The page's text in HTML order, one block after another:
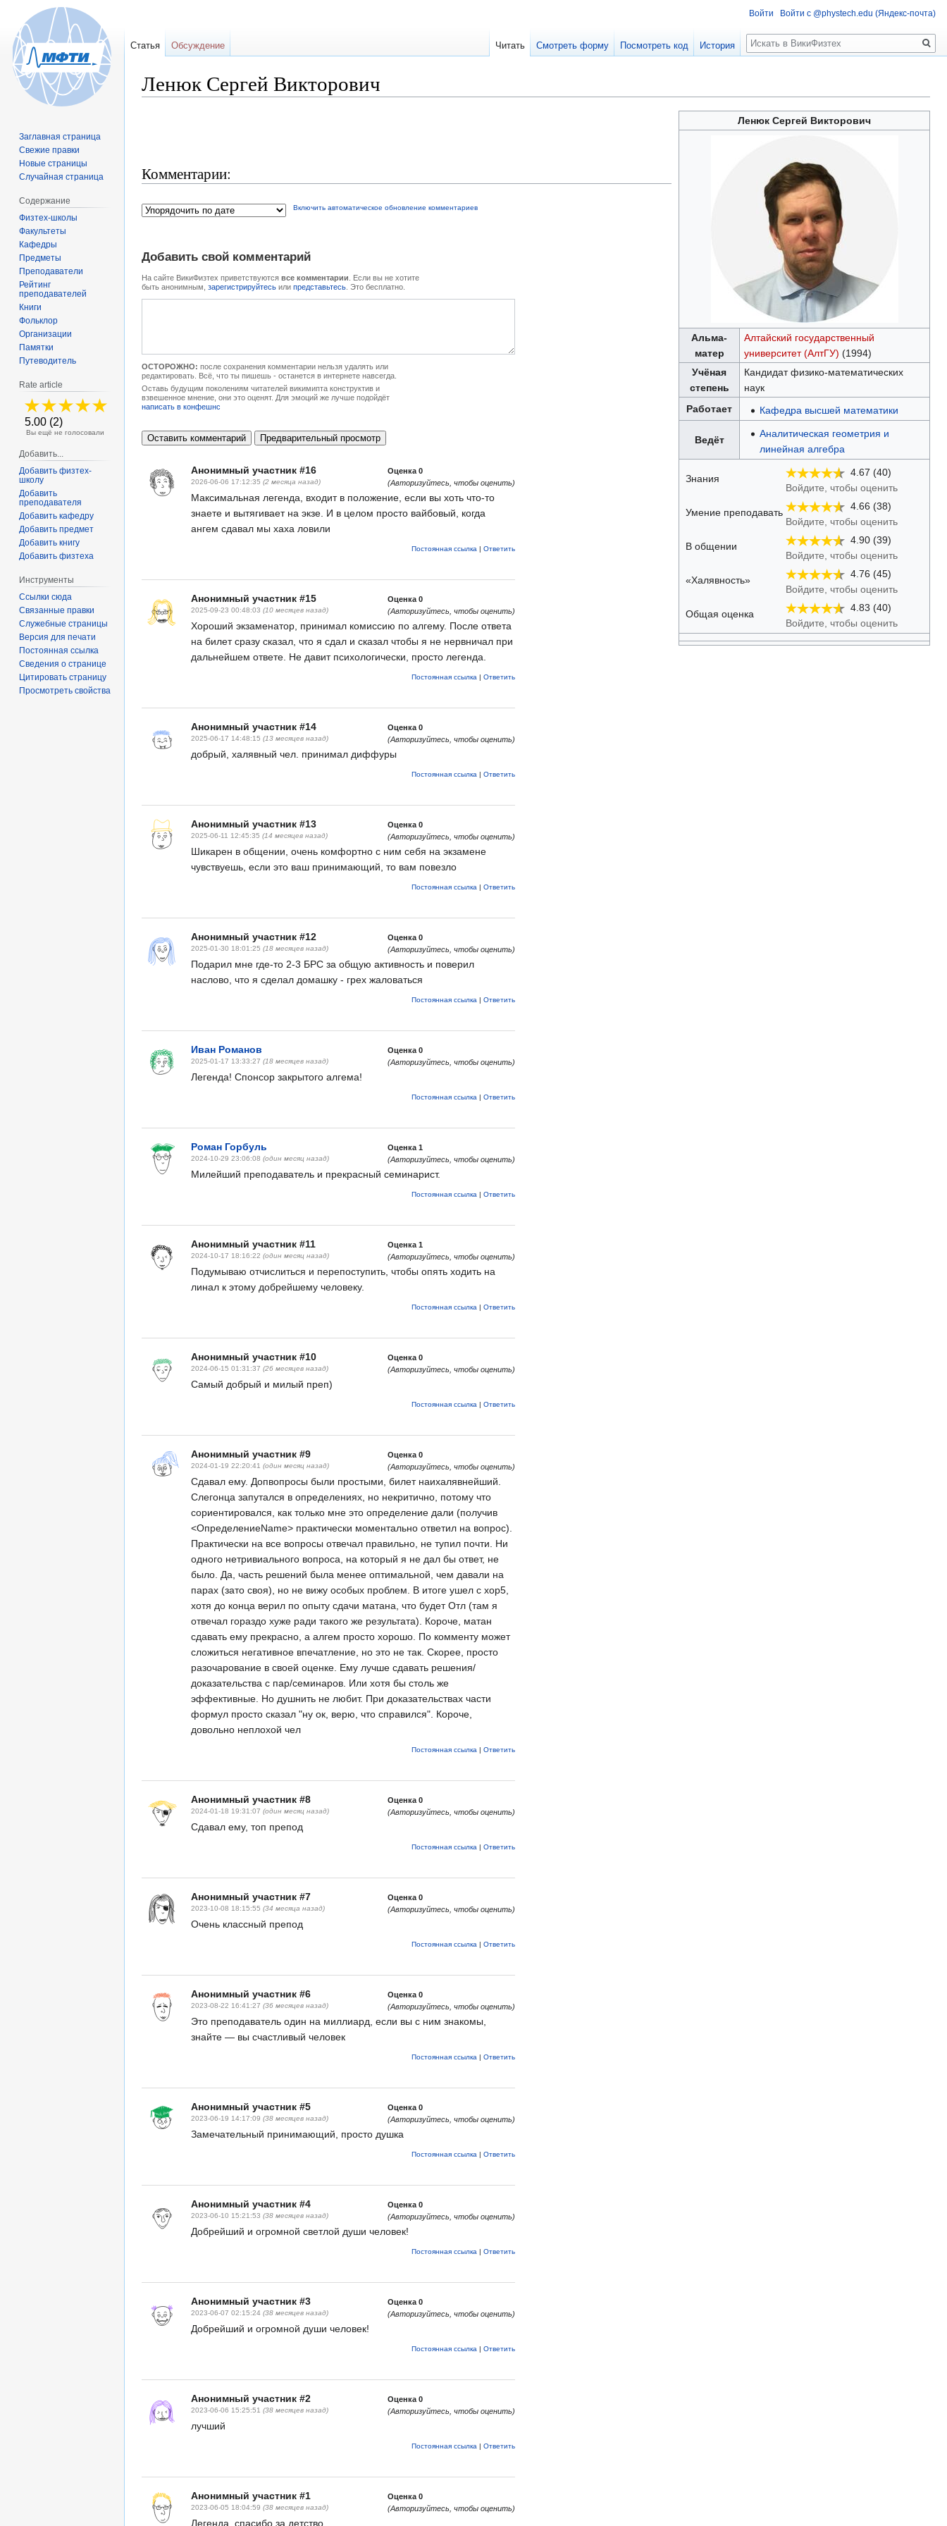
Ленюк Сергей Викторович
Ленюк Сергей Викторович
Альма-
матер
Алтайский государственный
университет (АлтГУ) (1994)
Учёная
степень
Кандидат физико-математических
наук
Работает
Кафедра высшей математики
Ведёт
Аналитическая геометрия и
линейная алгебра
Знания
4.67 (40)
Войдите, чтобы оценить
Умение преподавать
4.66 (38)
Войдите, чтобы оценить
В общении
4.90 (39)
Войдите, чтобы оценить
«Халявность»
4.76 (45)
Войдите, чтобы оценить
Общая оценка
4.83 (40)
Войдите, чтобы оценить
Комментарии:
Включить автоматическое обновление комментариев
Добавить свой комментарий
На сайте ВикиФизтех приветствуются все комментарии . Если вы не хотите
быть анонимным, зарегистрируйтесь или представьтесь . Это бесплатно.
ОСТОРОЖНО: после сохранения комментарии нельзя удалять или
редактировать. Всё, что ты пишешь - останется в интернете навсегда.
Оставь будущим поколениям читателей викимипта конструктив и
взвешенное мнение, они это оценят. Для эмоций же лучше подойдёт
написать в конфешнс
Анонимный участник #16
2026-06-06 17:12:35 (2 месяца назад)
Оценка 0
(Авторизуйтесь, чтобы оценить)
Максимальная легенда, входит в положение, если вы хоть что-то
знаете и вытягивает на экзе. И в целом просто вайбовый, когда
ангем сдавал мы хаха ловили
Постоянная ссылка | Ответить
Анонимный участник #15
2025-09-23 00:48:03 (10 месяцев назад)
Оценка 0
(Авторизуйтесь, чтобы оценить)
Хороший экзаменатор, принимал комиссию по алгему. После ответа
на билет сразу сказал, что я сдал и сказал чтобы я не нервничал при
дальнейшем ответе. Не давит психологически, просто легенда.
Постоянная ссылка | Ответить
Анонимный участник #14
2025-06-17 14:48:15 (13 месяцев назад)
Оценка 0
(Авторизуйтесь, чтобы оценить)
добрый, халявный чел. принимал диффуры
Постоянная ссылка | Ответить
Анонимный участник #13
2025-06-11 12:45:35 (14 месяцев назад)
Оценка 0
(Авторизуйтесь, чтобы оценить)
Шикарен в общении, очень комфортно с ним себя на экзамене
чувствуешь, если это ваш принимающий, то вам повезло
Постоянная ссылка | Ответить
Анонимный участник #12
2025-01-30 18:01:25 (18 месяцев назад)
Оценка 0
(Авторизуйтесь, чтобы оценить)
Подарил мне где-то 2-3 БРС за общую активность и поверил
наслово, что я сделал домашку - грех жаловаться
Постоянная ссылка | Ответить
Иван Романов
2025-01-17 13:33:27 (18 месяцев назад)
Оценка 0
(Авторизуйтесь, чтобы оценить)
Легенда! Спонсор закрытого алгема!
Постоянная ссылка | Ответить
Роман Горбуль
2024-10-29 23:06:08 (один месяц назад)
Оценка 1
(Авторизуйтесь, чтобы оценить)
Милейший преподаватель и прекрасный семинарист.
Постоянная ссылка | Ответить
Анонимный участник #11
2024-10-17 18:16:22 (один месяц назад)
Оценка 1
(Авторизуйтесь, чтобы оценить)
Подумываю отчислиться и перепоступить, чтобы опять ходить на
линал к этому добрейшему человеку.
Постоянная ссылка | Ответить
Анонимный участник #10
2024-06-15 01:31:37 (26 месяцев назад)
Оценка 0
(Авторизуйтесь, чтобы оценить)
Самый добрый и милый преп)
Постоянная ссылка | Ответить
Анонимный участник #9
2024-01-19 22:20:41 (один месяц назад)
Оценка 0
(Авторизуйтесь, чтобы оценить)
Сдавал ему. Допвопросы были простыми, билет наихалявнейший.
Слегонца запутался в определениях, но некритично, потому что
сориентировался, как только мне это определение дали (получив
<ОпределениеName> практически моментально ответил на вопрос).
Практически на все вопросы отвечал правильно, не тупил почти. Ни
одного нетривиального вопроса, на который я не дал бы ответ, не
было. Да, часть решений была менее оптимальной, чем давали на
парах (зато своя), но не вижу особых проблем. В итоге ушел с хор5,
хотя до конца верил по опыту сдачи матана, что будет Отл (там я
отвечал гораздо хуже ради такого же результата). Короче, матан
сдавать ему прекрасно, а алгем просто хорошо. По комменту может
сложиться негативное впечатление, но это не так. Скорее, просто
разочарование в своей оценке. Ему лучше сдавать решения/
доказательства с пар/семинаров. Или хотя бы столь же
эффективные. Но душнить не любит. При доказательствах части
формул просто сказал "ну ок, верю, что справился". Короче,
довольно неплохой чел
Постоянная ссылка | Ответить
Анонимный участник #8
2024-01-18 19:31:07 (один месяц назад)
Оценка 0
(Авторизуйтесь, чтобы оценить)
Сдавал ему, топ препод
Постоянная ссылка | Ответить
Анонимный участник #7
2023-10-08 18:15:55 (34 месяца назад)
Оценка 0
(Авторизуйтесь, чтобы оценить)
Очень классный препод
Постоянная ссылка | Ответить
Анонимный участник #6
2023-08-22 16:41:27 (36 месяцев назад)
Оценка 0
(Авторизуйтесь, чтобы оценить)
Это преподаватель один на миллиард, если вы с ним знакомы,
знайте — вы счастливый человек
Постоянная ссылка | Ответить
Анонимный участник #5
2023-06-19 14:17:09 (38 месяцев назад)
Оценка 0
(Авторизуйтесь, чтобы оценить)
Замечательный принимающий, просто душка
Постоянная ссылка | Ответить
Анонимный участник #4
2023-06-10 15:21:53 (38 месяцев назад)
Оценка 0
(Авторизуйтесь, чтобы оценить)
Добрейший и огромной светлой души человек!
Постоянная ссылка | Ответить
Анонимный участник #3
2023-06-07 02:15:24 (38 месяцев назад)
Оценка 0
(Авторизуйтесь, чтобы оценить)
Добрейший и огромной души человек!
Постоянная ссылка | Ответить
Анонимный участник #2
2023-06-06 15:25:51 (38 месяцев назад)
Оценка 0
(Авторизуйтесь, чтобы оценить)
лучший
Постоянная ссылка | Ответить
Анонимный участник #1
2023-06-05 18:04:59 (38 месяцев назад)
Оценка 0
(Авторизуйтесь, чтобы оценить)
Легенда, спасибо за детство.
Войти Войти с @phystech.edu (Яндекс-почта)
Статья Обсуждение Читать Смотреть форму Посмотреть код История
Поиск
Заглавная страница
Свежие правки
Новые страницы
Случайная страница
Содержание
Физтех-школы
Факультеты
Кафедры
Предметы
Преподаватели
Рейтинг
преподавателей
Книги
Фольклор
Организации
Памятки
Путеводитель
Rate article
5.00 (2)
Вы ещё не голосовали
Добавить...
Добавить физтех-
школу
Добавить
преподавателя
Добавить кафедру
Добавить предмет
Добавить книгу
Добавить физтеха
Инструменты
Ссылки сюда
Связанные правки
Служебные страницы
Версия для печати
Постоянная ссылка
Сведения о странице
Цитировать страницу
Просмотреть свойства